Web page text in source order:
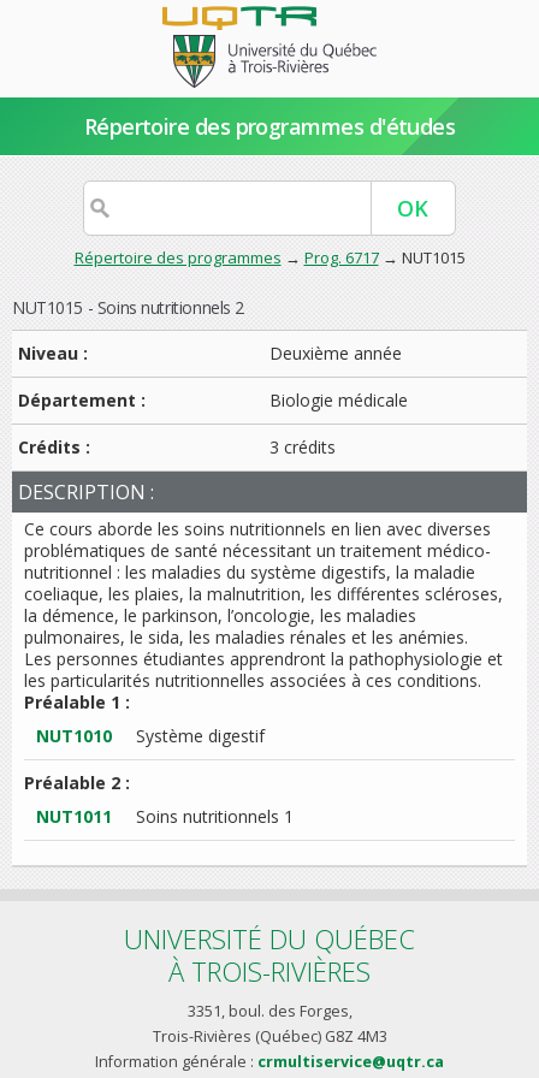
Répertoire des programmes d'études
Répertoire des programmes → Prog. 6717→ NUT1015
NUT1015 - Soins nutritionnels 2
Niveau :
Deuxième année
Département : Biologie médicale
Crédits : 3 crédits
DESCRIPTION :
Ce cours aborde les soins nutritionnels en lien avec diverses
problématiques de santé nécessitant un traitement médico-
nutritionnel : les maladies du système digestifs, la maladie
coeliaque, les plaies, la malnutrition, les différentes scléroses,
la démence, le parkinson, l’oncologie, les maladies
pulmonaires, le sida, les maladies rénales et les anémies.
Les personnes étudiantes apprendront la pathophysiologie et
les particularités nutritionnelles associées à ces conditions.
Préalable 1 :
NUT1010
Système digestif
Préalable 2 :
NUT1011
Soins nutritionnels 1
UNIVERSITÉ DU QUÉBEC
À TROIS-RIVIÈRES
3351, boul. des Forges,
Trois-Rivières (Québec) G8Z 4M3
Information générale : crmultiservice@uqtr.ca